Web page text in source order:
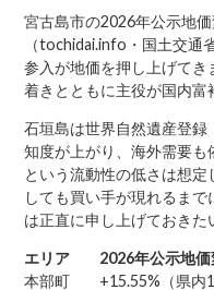
宮古島市の2026年公示地
（tochidai.info・国土交通
参入が地価を押し上げて
着きとともに主役が国内富
石垣島は世界自然遺産登
知度が上がり、海外需要も
という流動性の低さは想
しても買い手が現れるま
は正直に申し上げておきた
エリア 2026年公示地
本部町
+15.55%（県内1